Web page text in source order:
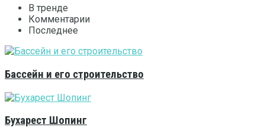
В тренде
Комментарии
Последнее
Бассейн и его строительство
Бухарест Шопинг